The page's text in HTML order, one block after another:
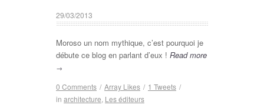
29/03/2013
Moroso un nom mythique, c’est pourquoi je
débute ce blog en parlant d’eux ! Read more
→
0 Comments / Array Likes / 1 Tweets /
in architecture, Les éditeurs